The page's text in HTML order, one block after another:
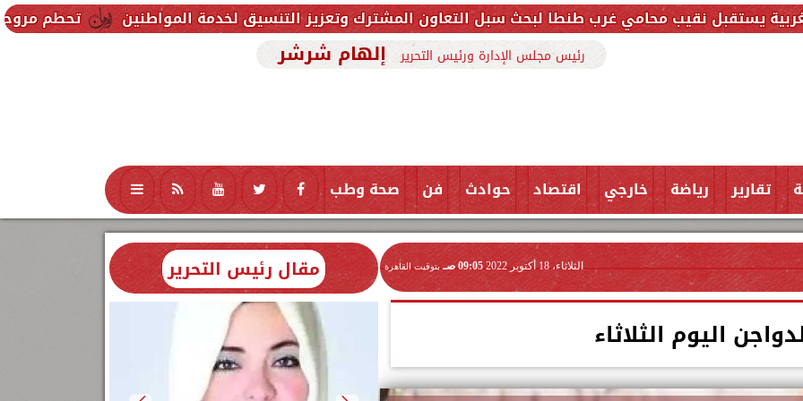
تحطم مروحية أثناء مكافحة محامي غرب طنطا لبحث سبل التعاون المشترك وتعزيز التنسيق لخدمة المواطنين
رئيس مجلس الإدارة ورئيس التحرير إلهام شرشر
تقارير رياضة خارجي اقتصاد حوادث فن صحة وطب تكنولوجيا منوعات محافظات
الثلاثاء، 18 أكتوبر 2022 09:05 صـ بتوقيت القاهرة
اليوم الثلاثاء
مقال رئيس التحرير